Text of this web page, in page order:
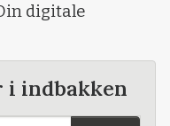
digitale
i indbakken